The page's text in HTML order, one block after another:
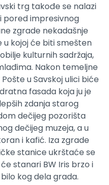
trg takođe se nalazi
pored impresivnog
zgrade nekadašnje
u kojoj će biti smešten
kulturnih sadržaja,
Nakon temeljne
u Savskoj ulici biće
fasada koja ju je
zdanja starog
dečijeg pozorišta
dečijeg muzeja, a u
i kafić. Iza zgrade
stanice ukrštaće se
stanari BW Iris brzo i
kog dela grada.